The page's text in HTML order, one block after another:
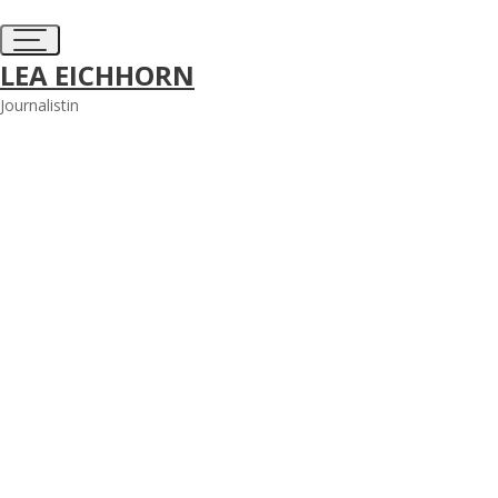
to
content
LEA EICHHORN
Journalistin